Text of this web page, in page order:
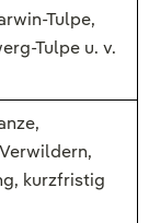
Tulpe,
Tulpe u. v.
kurzfristig